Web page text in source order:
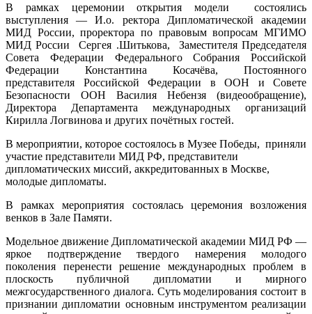
В рамках церемонии открытия модели состоялись
выступления — И.о. ректора Дипломатической академии
МИД России, проректора по правовым вопросам МГИМО
МИД России Сергея .Шитькова, Заместителя Председателя
Совета Федерации Федерального Собрания Российской
Федерации Константина Косачёва, Постоянного
представителя Российской Федерации в ООН и Совете
Безопасности ООН Василия Небензя (видеообращение),
Директора Департамента международных организаций
Кирилла Логвинова и других почётных гостей.
В мероприятии, которое состоялось в Музее Победы, приняли
участие представители МИД РФ, представители
дипломатических миссий, аккредитованных в Москве,
молодые дипломаты.
В рамках мероприятия состоялась церемония возложения
венков в Зале Памяти.
Модельное движение Дипломатической академии МИД РФ —
яркое подтверждение твердого намерения молодого
поколения перенести решение международных проблем в
плоскость публичной дипломатии и мирного
межгосударственного диалога. Суть моделирования состоит в
признании дипломатии основным инструментом реализации